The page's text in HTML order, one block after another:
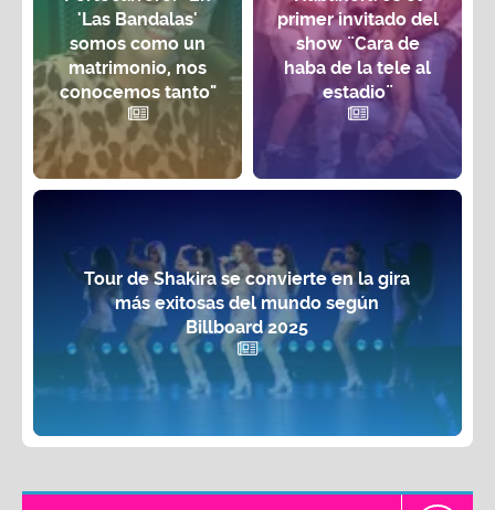
'Las Bandalas'
somos como un
matrimonio, nos
conocemos tanto"
primer invitado del
show ¨Cara de
haba de la tele al
estadio¨
Tour de Shakira se convierte en la gira
más exitosas del mundo según
Billboard 2025